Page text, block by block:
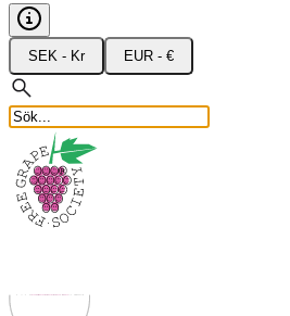
SEK - Kr EUR - €